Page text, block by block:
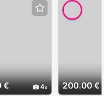
€ 4 200.00 €